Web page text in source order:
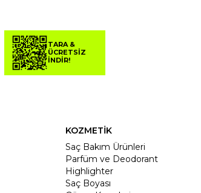
TARA &
ÜCRETSİZ
İNDİR!
KOZMETİK
Saç Bakım Ürünleri
Parfüm ve Deodorant
Highlighter
Saç Boyası